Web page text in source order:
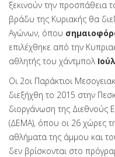
ξεκινούν την προσπάθεια
βράδυ της Κυριακής θα
Αγώνων, όπου
επιλέχθηκε από την
αθλητής του χάντμπολ
Οι 2οι Παράκτιοι
διεξήχθη το 2015 στην
διοργάνωση της Διεθνούς
(ΔΕΜΑ), όπου οι 26 χώρες
αθλήματα της άμμου και
δεν βρίσκονται στο